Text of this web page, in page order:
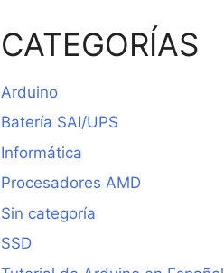
CATEGORÍAS
Arduino
Batería SAI/UPS
Informática
Procesadores AMD
Sin categoría
SSD